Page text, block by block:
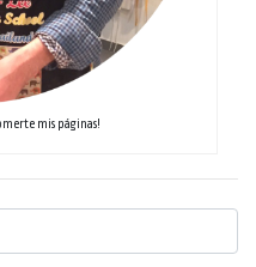
mis páginas!